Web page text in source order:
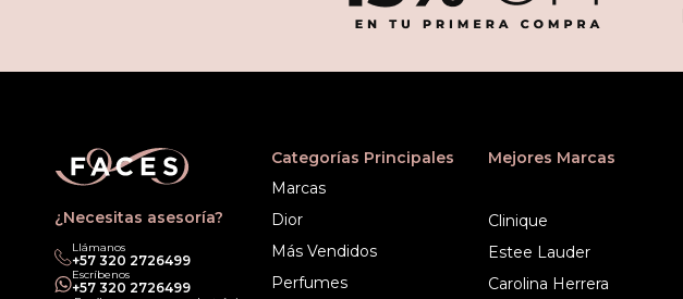
¿Necesitas asesoría?
Llámanos
‎+57 320 2726499
Escríbenos
‎+57 320 2726499
Categorías Principales
Marcas
Dior
Más Vendidos
Perfumes
Mejores Marcas
Clinique
Estee Lauder
Carolina Herrera